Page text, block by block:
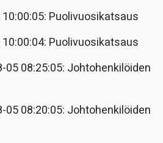
Puolivuosikatsaus
Puolivuosikatsaus
05 08:25:05: Johtohenkilöiden
05 08:20:05: Johtohenkilöiden